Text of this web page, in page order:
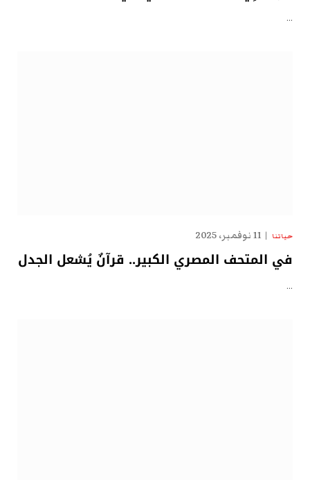
…
حياتنا 11 نوفمبر، 2025
في المتحف المصري الكبير.. قرآنٌ يُشعل الجدل
…